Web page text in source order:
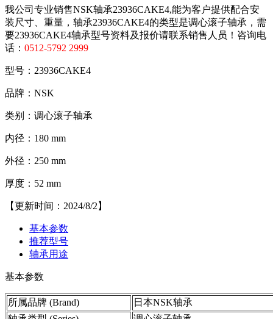
我公司专业销售NSK轴承23936CAKE4,能为客户提供配合安
装尺寸、重量，轴承23936CAKE4的类型是调心滚子轴承，需
要23936CAKE4轴承型号资料及报价请联系销售人员！咨询电
话： 0512-5792 2999
型号：23936CAKE4
品牌：NSK
类别：调心滚子轴承
内径：180 mm
外径：250 mm
厚度：52 mm
【更新时间：2024/8/2】
基本参数
推荐型号
轴承用途
基本参数
所属品牌 (Brand)
日本NSK轴承